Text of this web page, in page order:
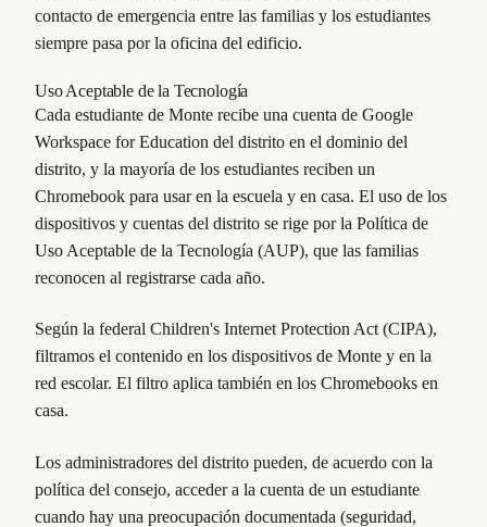
contacto de emergencia entre las familias y los estudiantes
siempre pasa por la oficina del edificio.
Uso Aceptable de la Tecnología
Cada estudiante de Monte recibe una cuenta de Google
Workspace for Education del distrito en el dominio del
distrito, y la mayoría de los estudiantes reciben un
Chromebook para usar en la escuela y en casa. El uso de los
dispositivos y cuentas del distrito se rige por la Política de
Uso Aceptable de la Tecnología (AUP), que las familias
reconocen al registrarse cada año.
Según la federal Children's Internet Protection Act (CIPA),
filtramos el contenido en los dispositivos de Monte y en la
red escolar. El filtro aplica también en los Chromebooks en
casa.
Los administradores del distrito pueden, de acuerdo con la
política del consejo, acceder a la cuenta de un estudiante
cuando hay una preocupación documentada (seguridad,